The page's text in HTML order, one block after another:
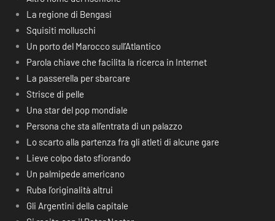
La regione di Bengasi
Squisiti molluschi
Un porto del Marocco sull’Atlantico
Parola chiave che facilita la ricerca in Internet
La passerella per sbarcare
Strisce di pelle
Una star del pop mondiale
Persona che sta all’entrata di un palazzo
Lo scarto alla partenza fra gli atleti di alcune gare
Lieve colpo dato sfiorando
Un palmipede americano
Ruba l’originalità altrui
Gli Argentini della capitale